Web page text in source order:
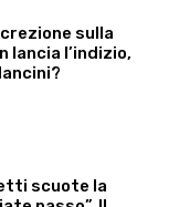
sulla
lancia l’indizio,
scuote la